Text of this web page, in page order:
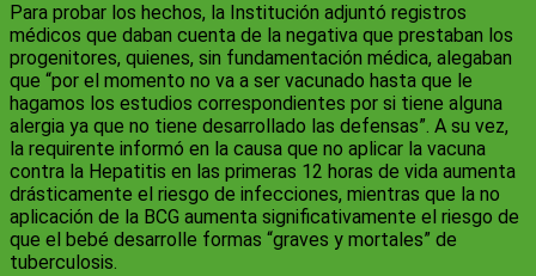
Para probar los hechos, la Institución adjuntó registros
médicos que daban cuenta de la negativa que prestaban los
progenitores, quienes, sin fundamentación médica, alegaban
que “por el momento no va a ser vacunado hasta que le
hagamos los estudios correspondientes por si tiene alguna
alergia ya que no tiene desarrollado las defensas”. A su vez,
la requirente informó en la causa que no aplicar la vacuna
contra la Hepatitis en las primeras 12 horas de vida aumenta
drásticamente el riesgo de infecciones, mientras que la no
aplicación de la BCG aumenta significativamente el riesgo de
que el bebé desarrolle formas “graves y mortales” de
tuberculosis.